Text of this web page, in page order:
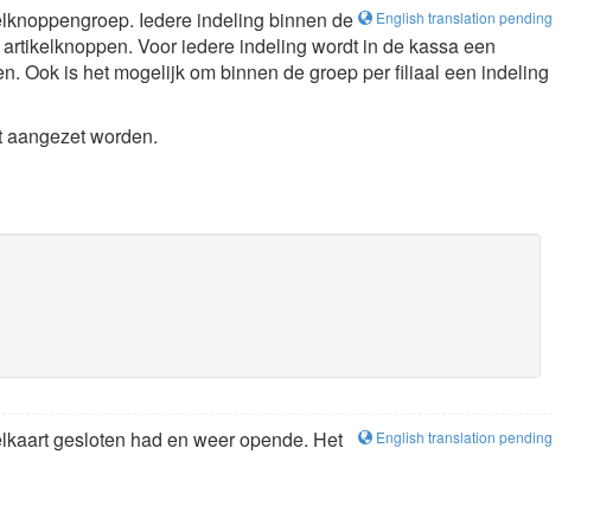
English translation pending
Iedere indeling binnen de
Voor iedere indeling wordt in de kassa een
Ook is het mogelijk om binnen de groep per filiaal een indeling
worden.
English translation pending
gesloten had en weer opende. Het